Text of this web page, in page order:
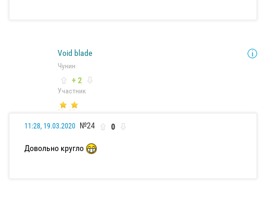
Void blade
Чунин
+ 2
Участник
11:28, 19.03.2020 №24 0
Довольно кругло